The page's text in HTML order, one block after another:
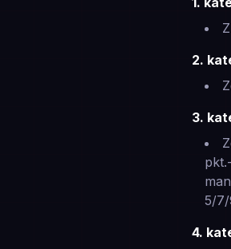
2.
3.
5/7/
4.